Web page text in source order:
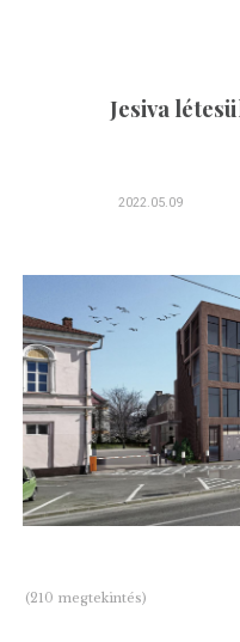
Jesiva
2022.05.09
(210 megtekintés)